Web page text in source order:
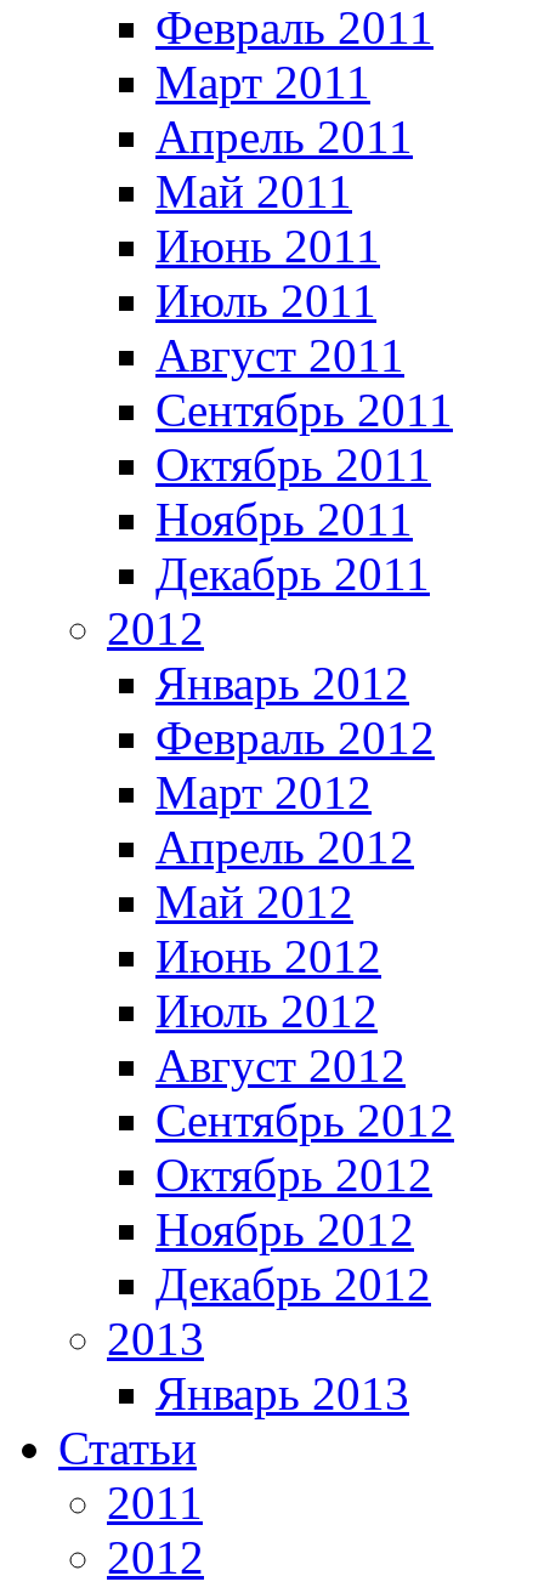
Февраль 2011
Март 2011
Апрель 2011
Май 2011
Июнь 2011
Июль 2011
Август 2011
Сентябрь 2011
Октябрь 2011
Ноябрь 2011
Декабрь 2011
2012
Январь 2012
Февраль 2012
Март 2012
Апрель 2012
Май 2012
Июнь 2012
Июль 2012
Август 2012
Сентябрь 2012
Октябрь 2012
Ноябрь 2012
Декабрь 2012
2013
Январь 2013
Статьи
2011
2012